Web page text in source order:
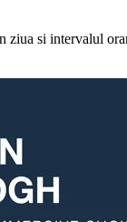
si intervalul